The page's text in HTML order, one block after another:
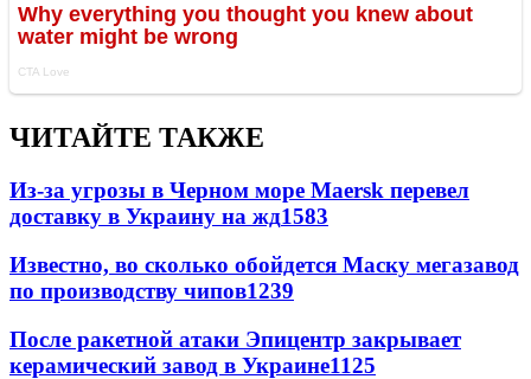
ЧИТАЙТЕ ТАКЖЕ
Из-за угрозы в Черном море Maersk перевел
доставку в Украину на жд1583
Известно, во сколько обойдется Маску мегазавод
по производству чипов1239
После ракетной атаки Эпицентр закрывает
керамический завод в Украине1125